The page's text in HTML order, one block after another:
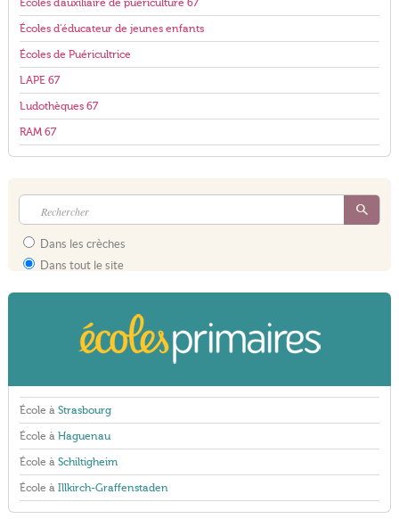
Écoles d'auxiliaire de puériculture 67
Écoles d'éducateur de jeunes enfants
Écoles de Puéricultrice
LAPE 67
Ludothèques 67
RAM 67
Dans les crèches
Dans tout le site
École à Strasbourg
École à Haguenau
École à Schiltigheim
École à Illkirch-Graffenstaden